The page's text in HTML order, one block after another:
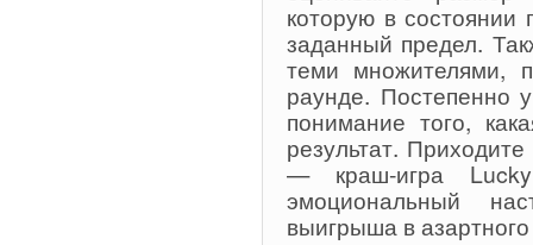
которую в
заданный предел.
теми множителями,
раунде. Постепенно
понимание того,
результат.
— краш-игра
эмоциональный
выигрыша в